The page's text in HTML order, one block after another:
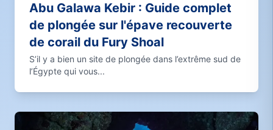
Abu Galawa Kebir : Guide complet
de plongée sur l'épave recouverte
de corail du Fury Shoal
S’il y a bien un site de plongée dans l’extrême sud de
l’Égypte qui vous...